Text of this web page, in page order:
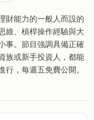
財能力的一般人而設的
維、槓桿操作經驗與大
事。節目強調具備正確
族或新手投資人，都能
，每週五免費公開。